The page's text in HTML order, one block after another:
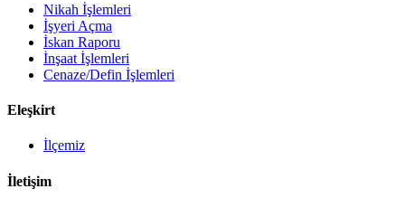
Nikah İşlemleri
İşyeri Açma
İskan Raporu
İnşaat İşlemleri
Cenaze/Defin İşlemleri
Eleşkirt
İlçemiz
İletişim